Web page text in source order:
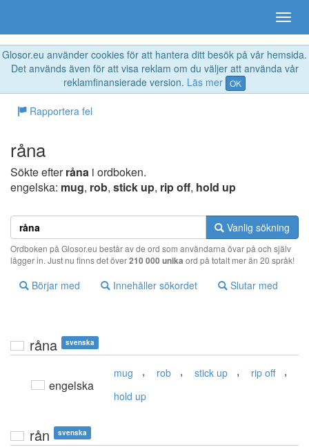
Glosor.eu använder cookies för att hantera ditt besök på vår hemsida.
Det används även för att visa reklam om du väljer att använda vår
reklamfinansierade version. Läs mer OK
Rapportera fel
råna
Sökte efterråna i ordboken.
engelska: mug, rob, stick up, rip off, hold up
Vanlig sökning
Ordboken på Glosor.eu består av de ord som användarna övar på och själv
lägger in. Just nu finns det över210 000 unika ord på totalt mer än 20 språk!
Börjar med Innehåller sökordet Slutar med
råna svenska
engelska
mug , rob , stick up , rip off ,
hold up
rån svenska